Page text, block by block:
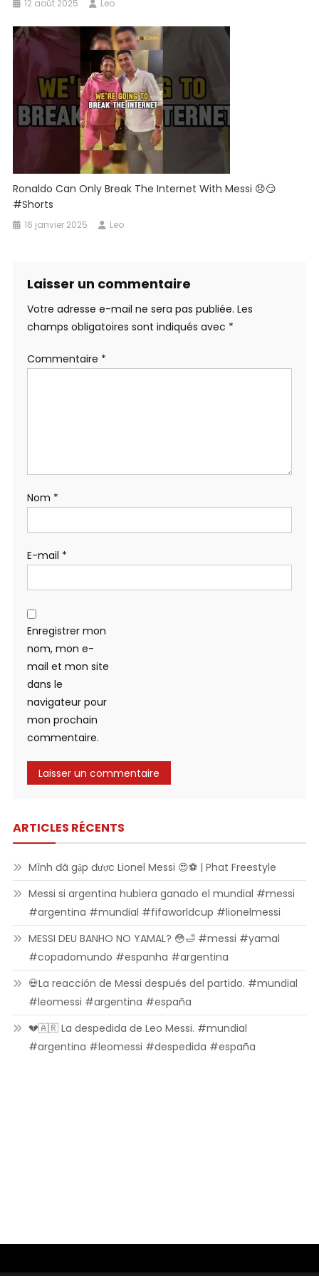
12 août 2025 Leo
Ronaldo Can Only Break The Internet With Messi 😞😏
#shorts
16 janvier 2025 Leo
Laisser un commentaire
Votre adresse e-mail ne sera pas publiée. Les
champs obligatoires sont indiqués avec *
Commentaire *
Nom *
E-mail *
Enregistrer mon
nom, mon e-
mail et mon site
dans le
navigateur pour
mon prochain
commentaire.
ARTICLES RÉCENTS
Mình đã gặp được Lionel Messi 😍⚽ | Phat Freestyle
Messi si argentina hubiera ganado el mundial #messi
#argentina #mundial #fifaworldcup #lionelmessi
MESSI DEU BANHO NO YAMAL? 😳🛁 #messi #yamal
#copadomundo #espanha #argentina
💀La reacción de Messi después del partido. #mundial
#leomessi #argentina #españa
💔🇦🇷 La despedida de Leo Messi. #mundial
#argentina #leomessi #despedida #españa